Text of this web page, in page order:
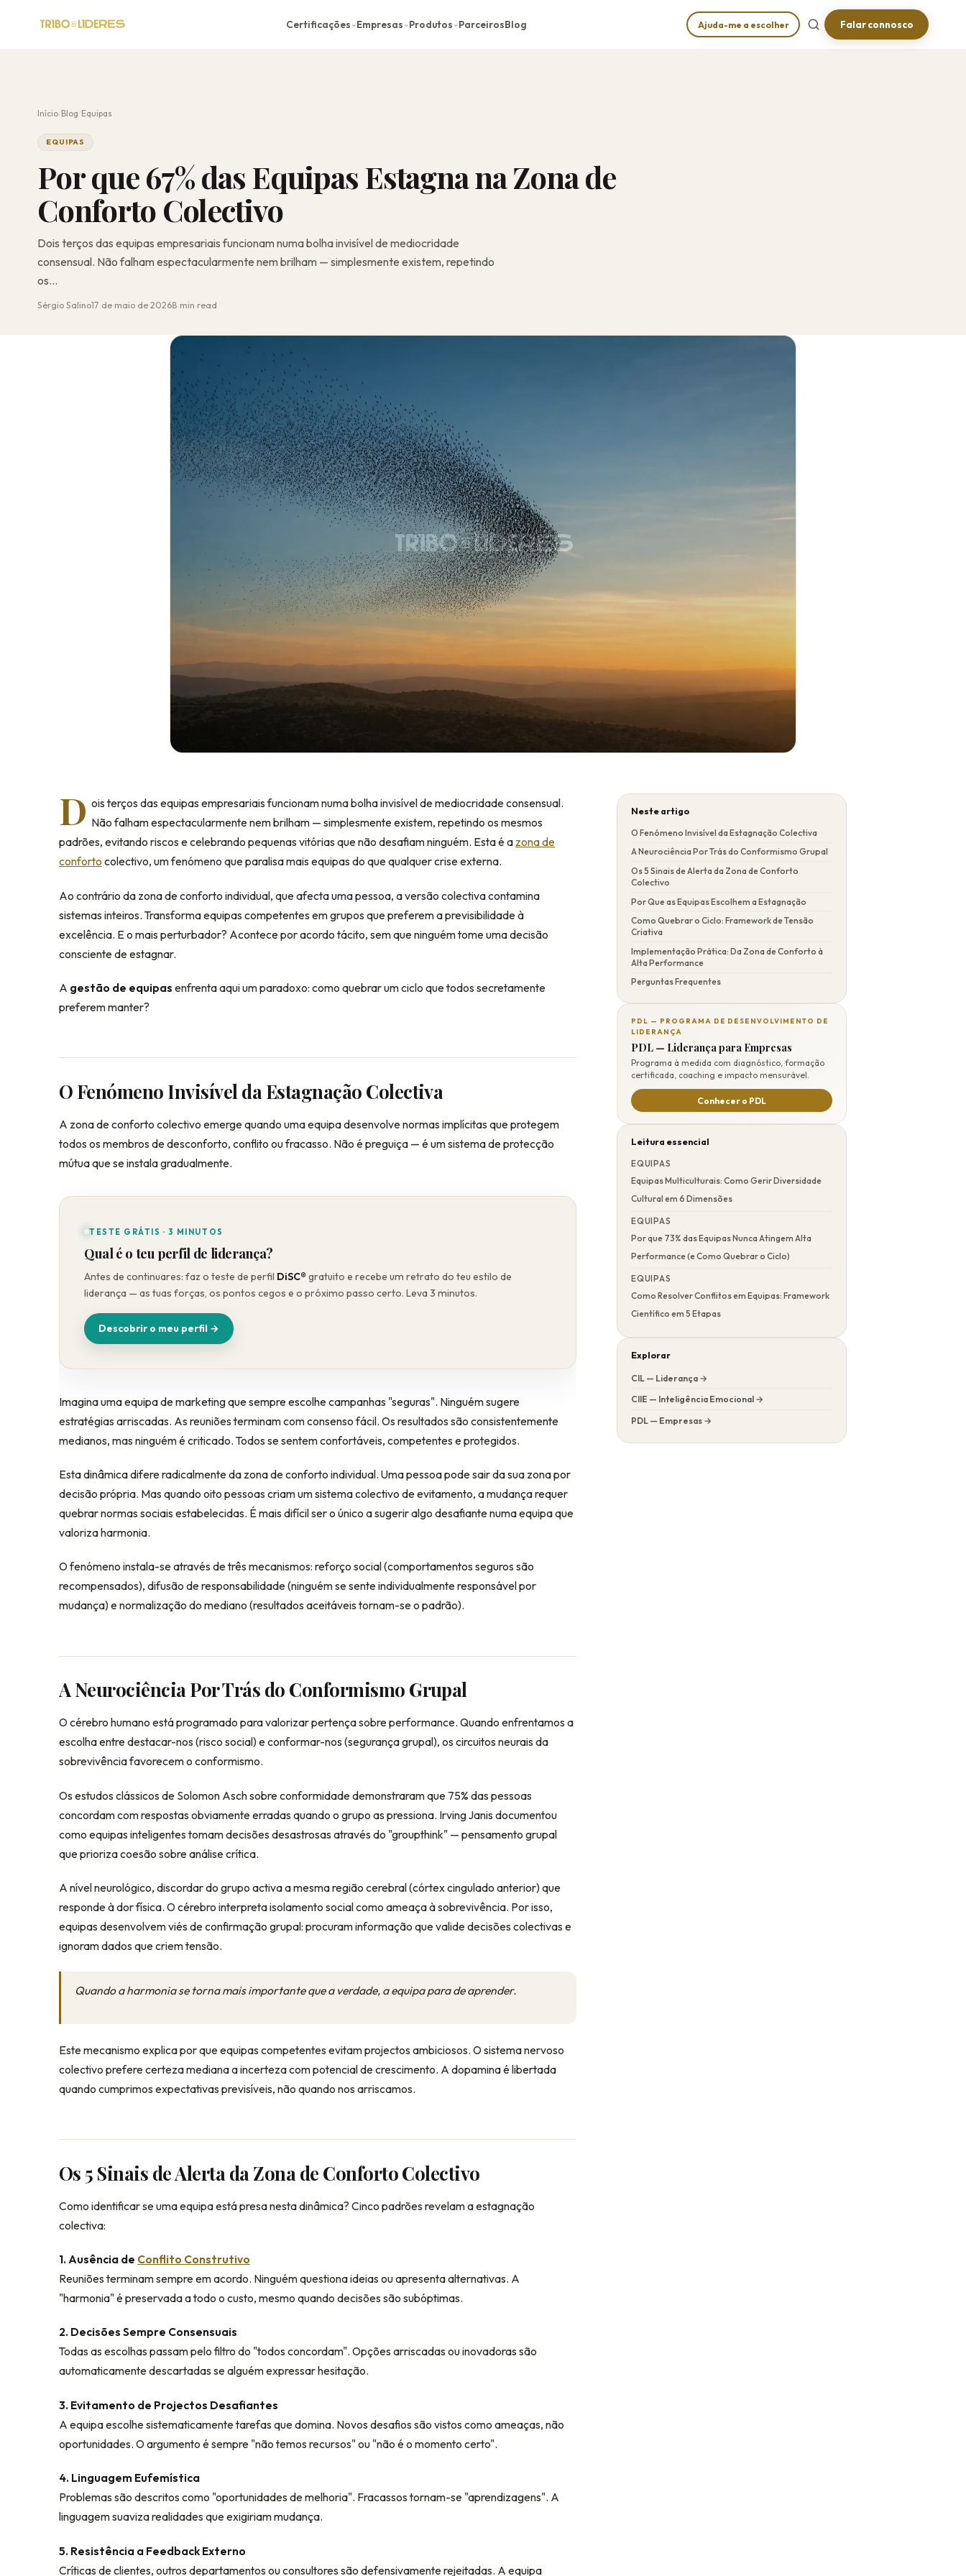
Certificações ⌄Empresas ⌄Produtos ⌄ParceirosBlog Ajuda-me a escolher Falar connosco
Início /Blog /Equipas
EQUIPAS
Por que 67% das Equipas Estagna na Zona de
Conforto Colectivo
Dois terços das equipas empresariais funcionam numa bolha invisível de mediocridade
consensual. Não falham espectacularmente nem brilham — simplesmente existem, repetindo
os...
Sérgio Salino17 de maio de 20268 min read
D ois terços das equipas empresariais funcionam numa bolha invisível de mediocridade consensual.
Não falham espectacularmente nem brilham — simplesmente existem, repetindo os mesmos
padrões, evitando riscos e celebrando pequenas vitórias que não desafiam ninguém. Esta é a zona de
conforto colectivo, um fenómeno que paralisa mais equipas do que qualquer crise externa.
Ao contrário da zona de conforto individual, que afecta uma pessoa, a versão colectiva contamina
sistemas inteiros. Transforma equipas competentes em grupos que preferem a previsibilidade à
excelência. E o mais perturbador? Acontece por acordo tácito, sem que ninguém tome uma decisão
consciente de estagnar.
A gestão de equipas enfrenta aqui um paradoxo: como quebrar um ciclo que todos secretamente
preferem manter?
O Fenómeno Invisível da Estagnação Colectiva
A zona de conforto colectivo emerge quando uma equipa desenvolve normas implícitas que protegem
todos os membros de desconforto, conflito ou fracasso. Não é preguiça — é um sistema de protecção
mútua que se instala gradualmente.
TESTE GRÁTIS · 3 MINUTOS
Qual é o teu perfil de liderança?
Antes de continuares: faz o teste de perfil DiSC® gratuito e recebe um retrato do teu estilo de
liderança — as tuas forças, os pontos cegos e o próximo passo certo. Leva 3 minutos.
Descobrir o meu perfil →
Imagina uma equipa de marketing que sempre escolhe campanhas "seguras". Ninguém sugere
estratégias arriscadas. As reuniões terminam com consenso fácil. Os resultados são consistentemente
medianos, mas ninguém é criticado. Todos se sentem confortáveis, competentes e protegidos.
Esta dinâmica difere radicalmente da zona de conforto individual. Uma pessoa pode sair da sua zona por
decisão própria. Mas quando oito pessoas criam um sistema colectivo de evitamento, a mudança requer
quebrar normas sociais estabelecidas. É mais difícil ser o único a sugerir algo desafiante numa equipa que
valoriza harmonia.
O fenómeno instala-se através de três mecanismos: reforço social (comportamentos seguros são
recompensados), difusão de responsabilidade (ninguém se sente individualmente responsável por
mudança) e normalização do mediano (resultados aceitáveis tornam-se o padrão).
A Neurociência Por Trás do Conformismo Grupal
O cérebro humano está programado para valorizar pertença sobre performance. Quando enfrentamos a
escolha entre destacar-nos (risco social) e conformar-nos (segurança grupal), os circuitos neurais da
sobrevivência favorecem o conformismo.
Os estudos clássicos de Solomon Asch sobre conformidade demonstraram que 75% das pessoas
concordam com respostas obviamente erradas quando o grupo as pressiona. Irving Janis documentou
como equipas inteligentes tomam decisões desastrosas através do "groupthink" — pensamento grupal
que prioriza coesão sobre análise crítica.
A nível neurológico, discordar do grupo activa a mesma região cerebral (córtex cingulado anterior) que
responde à dor física. O cérebro interpreta isolamento social como ameaça à sobrevivência. Por isso,
equipas desenvolvem viés de confirmação grupal: procuram informação que valide decisões colectivas e
ignoram dados que criem tensão.
Quando a harmonia se torna mais importante que a verdade, a equipa para de aprender.
Este mecanismo explica por que equipas competentes evitam projectos ambiciosos. O sistema nervoso
colectivo prefere certeza mediana a incerteza com potencial de crescimento. A dopamina é libertada
quando cumprimos expectativas previsíveis, não quando nos arriscamos.
Os 5 Sinais de Alerta da Zona de Conforto Colectivo
Como identificar se uma equipa está presa nesta dinâmica? Cinco padrões revelam a estagnação
colectiva:
1. Ausência de Conflito Construtivo
Reuniões terminam sempre em acordo. Ninguém questiona ideias ou apresenta alternativas. A
"harmonia" é preservada a todo o custo, mesmo quando decisões são subóptimas.
2. Decisões Sempre Consensuais
Todas as escolhas passam pelo filtro do "todos concordam". Opções arriscadas ou inovadoras são
automaticamente descartadas se alguém expressar hesitação.
3. Evitamento de Projectos Desafiantes
A equipa escolhe sistematicamente tarefas que domina. Novos desafios são vistos como ameaças, não
oportunidades. O argumento é sempre "não temos recursos" ou "não é o momento certo".
4. Linguagem Eufemística
Problemas são descritos como "oportunidades de melhoria". Fracassos tornam-se "aprendizagens". A
linguagem suaviza realidades que exigiriam mudança.
5. Resistência a Feedback Externo
Críticas de clientes, outros departamentos ou consultores são defensivamente rejeitadas. A equipa
Neste artigo
O Fenómeno Invisível da Estagnação Colectiva
A Neurociência Por Trás do Conformismo Grupal
Os 5 Sinais de Alerta da Zona de Conforto
Colectivo
Por Que as Equipas Escolhem a Estagnação
Como Quebrar o Ciclo: Framework de Tensão
Criativa
Implementação Prática: Da Zona de Conforto à
Alta Performance
Perguntas Frequentes
PDL — PROGRAMA DE DESENVOLVIMENTO DE
LIDERANÇA
PDL — Liderança para Empresas
Programa à medida com diagnóstico, formação
certificada, coaching e impacto mensurável.
Conhecer o PDL
Leitura essencial
EQUIPAS
Equipas Multiculturais: Como Gerir Diversidade
Cultural em 6 Dimensões
EQUIPAS
Por que 73% das Equipas Nunca Atingem Alta
Performance (e Como Quebrar o Ciclo)
EQUIPAS
Como Resolver Conflitos em Equipas: Framework
Científico em 5 Etapas
Explorar
CIL — Liderança →
CIIE — Inteligência Emocional →
PDL — Empresas →